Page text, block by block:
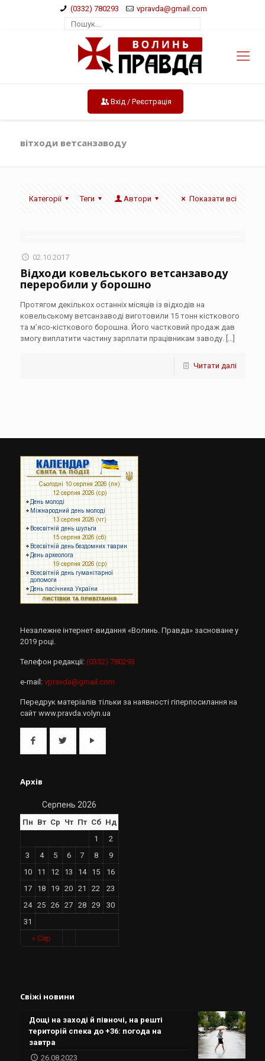
(0332) 780293 vpravda@gmail.com
Вхід / Реєстрація
вітходи ветсанзаводу
Категорії Теги Автори Показати всі
02.10.2017
Відходи ковельського ветсанзаводу
переробили у борошно
Протягом декількох останніх місяців із відходів на
ковельському ветсанзаводі виготовили 15 тонн кісткового
та м’ясо-кісткового борошна. Його частковий продаж дав
змогу виплатити частину зарплати працівникам заводу.[…]
Читати далі
Незалежне інтернет-видання «Волинь. Правда» засноване у
2019 році.
Телефон редакції: (0332) 780293
e-mail: vpravda@gmail.com
Передрук матеріалів тільки за наявності гіперпосилання на
сайт www.pravda.volyn.ua
Архів
Серпень 2026
Пн Вт Ср Чт Пт Сб Нд
« Сер
1
2
3
4 5 6 7 8
9
10
11 12 13 14 15
16
17
18 19 20 21 22
23
24
25 26 27 28 29
30
31
Свіжі новини
Дощі на заході й півночі, на решті
територій спека до +36: погода на
завтра
26.08.2023